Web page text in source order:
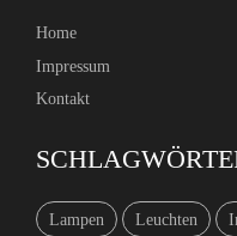
Home
Impressum
Kontakt
Lampen Leuchten